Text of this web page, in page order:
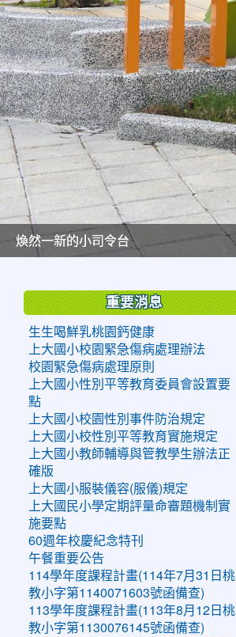
美麗的操場是我們活力的來源
美麗的操場是我們活力的來源
煥然一新的小司令台
煥然一新的小司令台
富含桃園埤塘田園風光意象的中廊
富含桃園埤塘田園風光意象的中廊
嶄新的中庭廣場
嶄新的中庭廣場
水生池生生不息
水生池生生不息
重要消息
生生喝鮮乳桃園鈣健康
上大國小校園緊急傷病處理辦法
校園緊急傷病處理原則
上大國小性別平等教育委員會設置要
點
上大國小校園性別事件防治規定
上大國小校性別平等教育實施規定
上大國小教師輔導與管教學生辦法正
確版
上大國小服裝儀容(服儀)規定
上大國民小學定期評量命審題機制實
施要點
60週年校慶紀念特刊
午餐重要公告
114學年度課程計畫(114年7月31日桃
教小字第1140071603號函備查)
113學年度課程計畫(113年8月12日桃
教小字第1130076145號函備查)